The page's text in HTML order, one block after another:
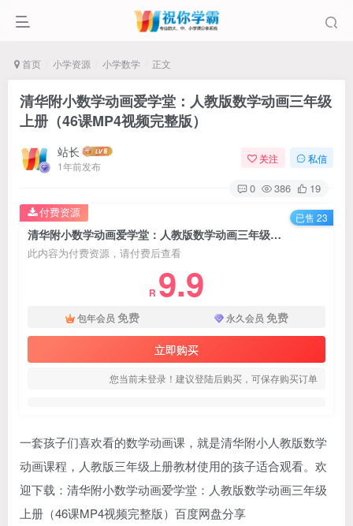
首页 小学资源 小学数学 正文
清华附小数学动画爱学堂：人教版数学动画三年级
上册（46课MP4视频完整版）
站长
1年前发布
关注 私信
0 386 19
清华附小数学动画爱学堂：人教版数学动画三年级上册（46课MP4视频完整版）
此内容为付费资源，请付费后查看
R 9.9
包年会员 免费 永久会员 免费
立即购买
您当前未登录！建议登陆后购买，可保存购买订单
付费资源 已售 23
一套孩子们喜欢看的数学动画课，就是清华附小人教版数学
动画课程，人教版三年级上册教材使用的孩子适合观看。欢
迎下载： 清华附小数学动画爱学堂 ：人教版数学动画三年级
上册（46课MP4视频完整版）百度网盘分享